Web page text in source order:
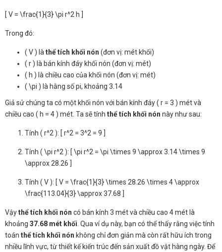
[ V = \frac{1}{3} \pi r^2 h ]
Trong đó:
( V ) là thể tích khối nón (đơn vị: mét khối)
( r ) là bán kính đáy khối nón (đơn vị: mét)
( h ) là chiều cao của khối nón (đơn vị: mét)
( \pi ) là hằng số pi, khoảng 3.14
Giả sử chúng ta có một khối nón với bán kính đáy ( r = 3 ) mét và
chiều cao ( h = 4 ) mét. Ta sẽ tính thể tích khối nón này như sau:
Tính ( r^2 ): [ r^2 = 3^2 = 9 ]
Tính ( \pi r^2 ): [ \pi r^2 = \pi \times 9 \approx 3.14 \times 9
\approx 28.26 ]
Tính ( V ): [ V = \frac{1}{3} \times 28.26 \times 4 \approx
\frac{113.04}{3} \approx 37.68 ]
Vậythể tích khối nón có bán kính 3 mét và chiều cao 4 mét là
khoảng 37.68 mét khối . Qua ví dụ này, bạn có thể thấy rằng việc tính
toán thể tích khối nón không chỉ đơn giản mà còn rất hữu ích trong
nhiều lĩnh vực, từ thiết kế kiến trúc đến sản xuất đồ vật hàng ngày. Để